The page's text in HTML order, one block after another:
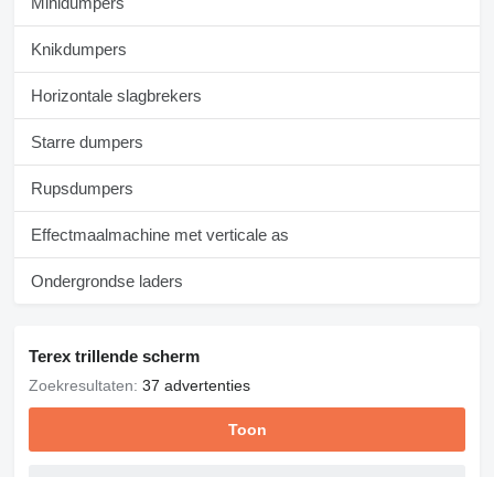
Knikdumpers
Horizontale slagbrekers
Starre dumpers
Rupsdumpers
Effectmaalmachine met verticale as
Ondergrondse laders
Terex trillende scherm
Zoekresultaten: 37 advertenties
Toon